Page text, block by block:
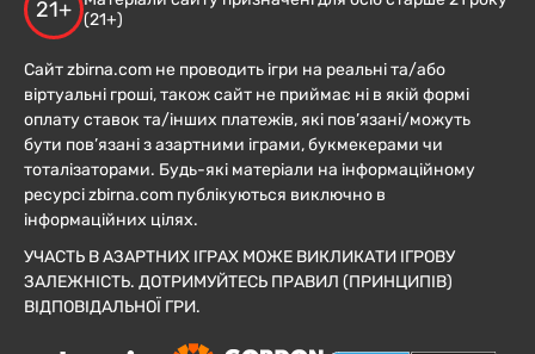
21+ (21+)
Сайт zbirna.com не проводить ігри на реальні та/або
віртуальні гроші, також сайт не приймає ні в якій формі
оплату ставок та/інших платежів, які пов’язані/можуть
бути пов’язані з азартними іграми, букмекерами чи
тоталізаторами. Будь-які матеріали на інформаційному
ресурсі zbirna.com публікуються виключно в
інформаційних цілях.
УЧАСТЬ В АЗАРТНИХ ІГРАХ МОЖЕ ВИКЛИКАТИ ІГРОВУ
ЗАЛЕЖНІСТЬ. ДОТРИМУЙТЕСЬ ПРАВИЛ (ПРИНЦИПІВ)
ВІДПОВІДАЛЬНОЇ ГРИ.